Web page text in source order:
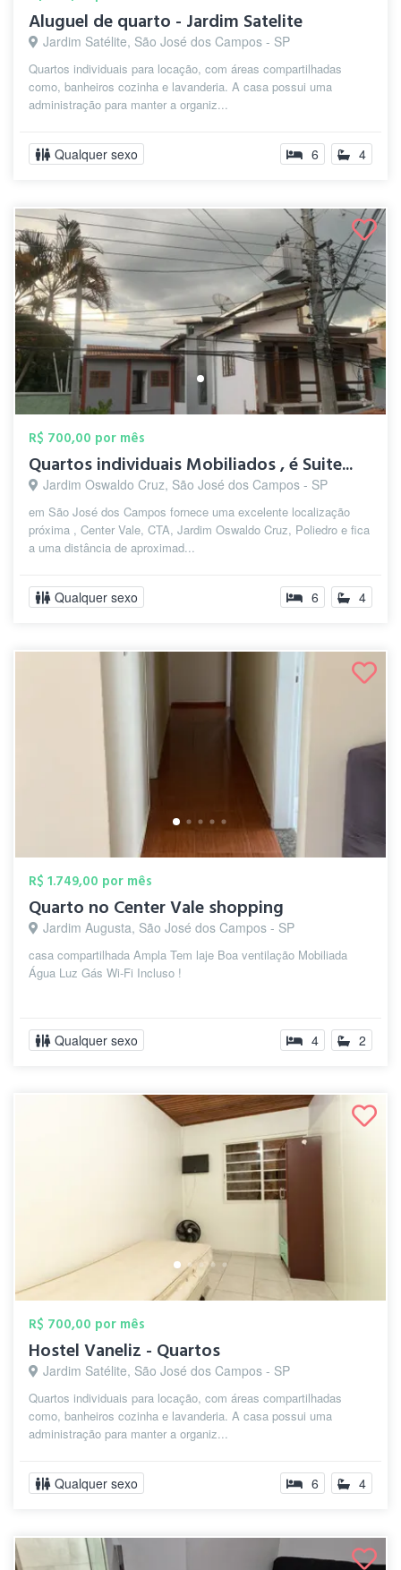
Aluguel de quarto - Jardim Satelite
Jardim Satélite, São José dos Campos - SP
Quartos individuais para locação, com áreas compartilhadas
como, banheiros cozinha e lavanderia. A casa possui uma
administração para manter a organiz...
Qualquer sexo 6 4
R$ 700,00 por mês
Quartos individuais Mobiliados , é Suite...
Jardim Oswaldo Cruz, São José dos Campos - SP
em São José dos Campos fornece uma excelente localização
próxima , Center Vale, CTA, Jardim Oswaldo Cruz, Poliedro e fica
a uma distância de aproximad...
Qualquer sexo 6 4
R$ 1.749,00 por mês
Quarto no Center Vale shopping
Jardim Augusta, São José dos Campos - SP
casa compartilhada Ampla Tem laje Boa ventilação Mobiliada
Água Luz Gás Wi-Fi Incluso !
Qualquer sexo 4 2
R$ 700,00 por mês
Hostel Vaneliz - Quartos
Jardim Satélite, São José dos Campos - SP
Quartos individuais para locação, com áreas compartilhadas
como, banheiros cozinha e lavanderia. A casa possui uma
administração para manter a organiz...
Qualquer sexo 6 4